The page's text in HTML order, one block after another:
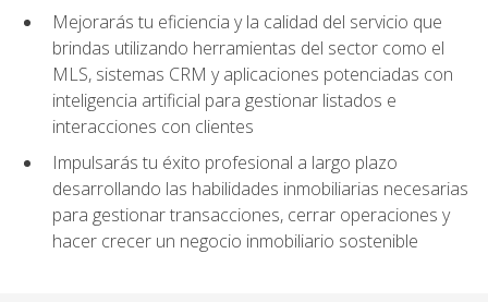
Mejorarás tu eficiencia y la calidad del servicio que
brindas utilizando herramientas del sector como el
MLS, sistemas CRM y aplicaciones potenciadas con
inteligencia artificial para gestionar listados e
interacciones con clientes
Impulsarás tu éxito profesional a largo plazo
desarrollando las habilidades inmobiliarias necesarias
para gestionar transacciones, cerrar operaciones y
hacer crecer un negocio inmobiliario sostenible